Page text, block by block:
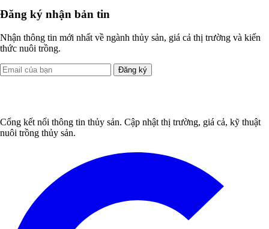
Đăng ký nhận bản tin
Nhận thông tin mới nhất về ngành thủy sản, giá cả thị trường và kiến
thức nuôi trồng.
Đăng ký
Cổng kết nối thông tin thủy sản. Cập nhật thị trường, giá cả, kỹ thuật
nuôi trồng thủy sản.